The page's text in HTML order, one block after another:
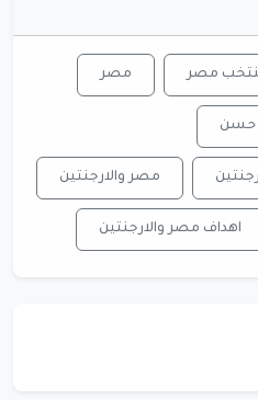
مصر مصر
حسن
مصر والارجنتين
اهداف مصر والارجنتين